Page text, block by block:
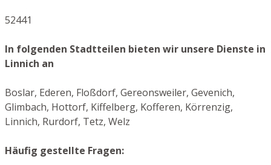
52441
In folgenden Stadtteilen bieten wir unsere Dienste in
Linnich an
Boslar, Ederen, Floßdorf, Gereonsweiler, Gevenich,
Glimbach, Hottorf, Kiffelberg, Kofferen, Körrenzig,
Linnich, Rurdorf, Tetz, Welz
Häufig gestellte Fragen: